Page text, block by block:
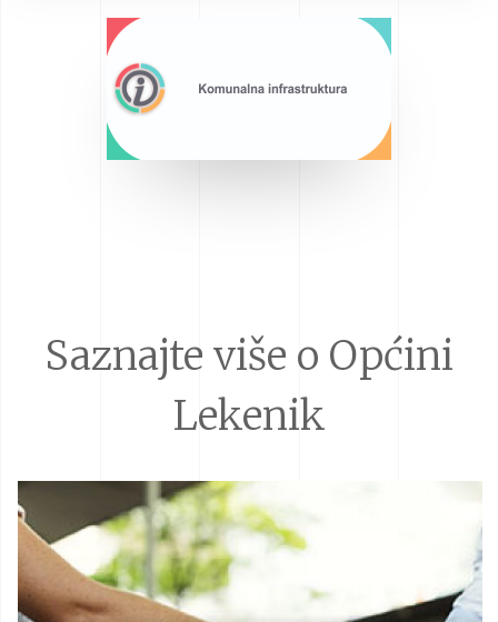
Saznajte više o Općini
Lekenik